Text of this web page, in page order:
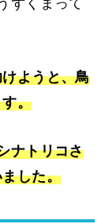
ようと、鳥
。
ナトリコさ
した。